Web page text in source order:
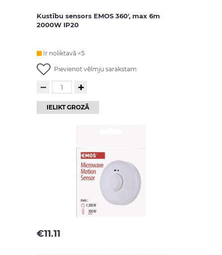
Kustību sensors EMOS 360', max 6m
2000W IP20
Ir noliktavā <5
Pievienot vēlmju sarakstam
IELIKT GROZĀ
€11.11